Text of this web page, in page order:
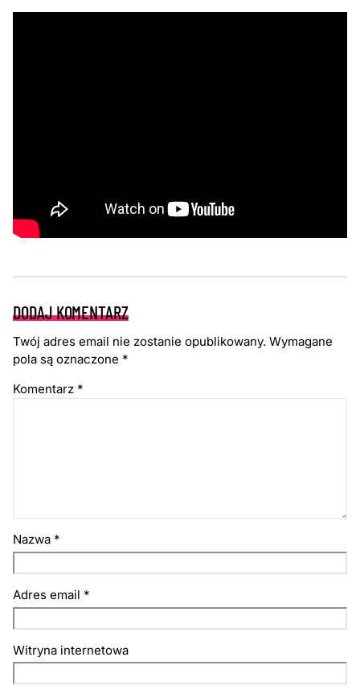
DODAJ KOMENTARZ
Twój adres email nie zostanie opublikowany. Wymagane
pola są oznaczone *
Komentarz *
Nazwa *
Adres email *
Witryna internetowa